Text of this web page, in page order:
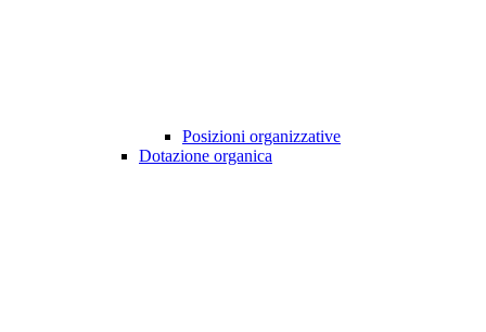
Posizioni organizzative
Dotazione organica